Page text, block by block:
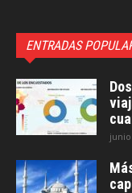
ENTRADAS
junio